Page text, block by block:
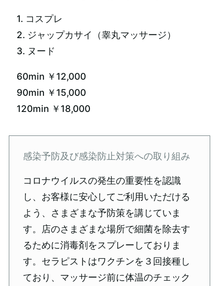
1. コスプレ
2. ジャップカサイ（睾丸マッサージ）
3. ヌード
60min ￥12,000
90min ￥15,000
120min ￥18,000
感染予防及び感染防止対策への取り組み
コロナウイルスの発生の重要性を認識
し、お客様に安心してご利用いただける
よう、さまざまな予防策を講じていま
す。店のさまざまな場所で細菌を除去す
るために消毒剤をスプレーしておりま
す。セラピストはワクチンを３回接種し
ており、マッサージ前に体温のチェック